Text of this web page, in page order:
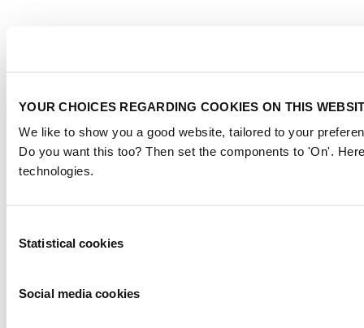
YOUR CHOICES REGARDING COOKIES ON THIS
We like to show you a good website, tailored to your
Do you want this too? Then set the components to 'On'.
technologies.
Selection
Statistical cookies
Social media cookies